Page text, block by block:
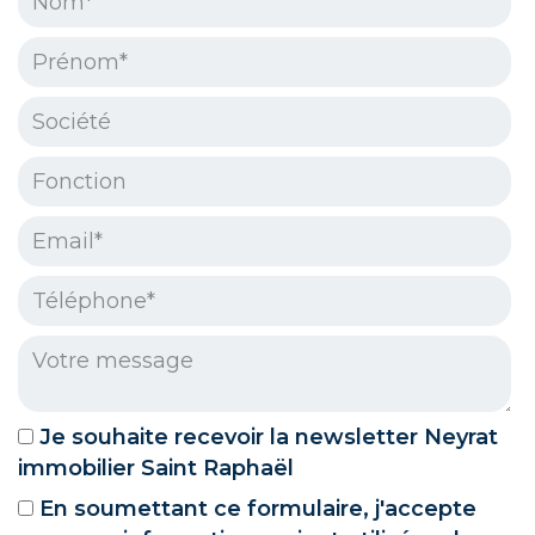
Prénom* :
Société :
Fonction :
Email* :
Téléphone* :
Votre message :
Je souhaite recevoir la newsletter Neyrat
immobilier Saint Raphaël
En soumettant ce formulaire, j'accepte